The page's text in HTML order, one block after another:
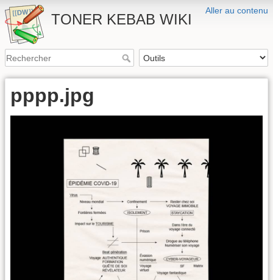
Aller au contenu
TONER KEBAB WIKI
pppp.jpg